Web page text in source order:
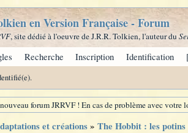
en Version Française - Forum
, site dédié à l'oeuvre de J.R.R. Tolkien, l'auteur du
Recherche Inscription Identification
forum JRRVF ! En cas de problème avec
et créations» The Hobbit : les potins